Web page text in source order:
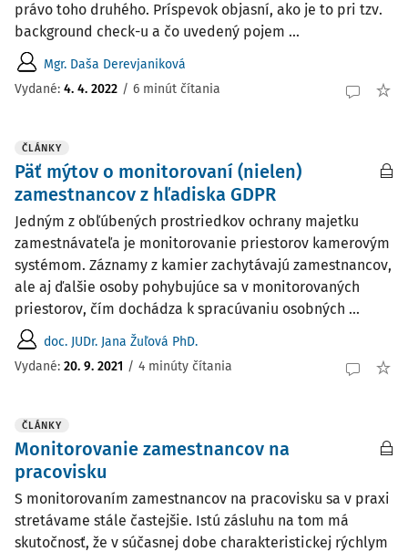
právo toho druhého. Príspevok objasní, ako je to pri tzv.
background check-u a čo uvedený pojem ...
Mgr. Daša Derevjaniková
Vydané: 4. 4. 2022 / 6 minút čítania
ČLÁNKY
Päť mýtov o monitorovaní (nielen)
zamestnancov z hľadiska GDPR
Jedným z obľúbených prostriedkov ochrany majetku
zamestnávateľa je monitorovanie priestorov kamerovým
systémom. Záznamy z kamier zachytávajú zamestnancov,
ale aj ďalšie osoby pohybujúce sa v monitorovaných
priestorov, čím dochádza k spracúvaniu osobných ...
doc. JUDr. Jana Žuľová PhD.
Vydané: 20. 9. 2021 / 4 minúty čítania
ČLÁNKY
Monitorovanie zamestnancov na
pracovisku
S monitorovaním zamestnancov na pracovisku sa v praxi
stretávame stále častejšie. Istú zásluhu na tom má
skutočnosť, že v súčasnej dobe charakteristickej rýchlym